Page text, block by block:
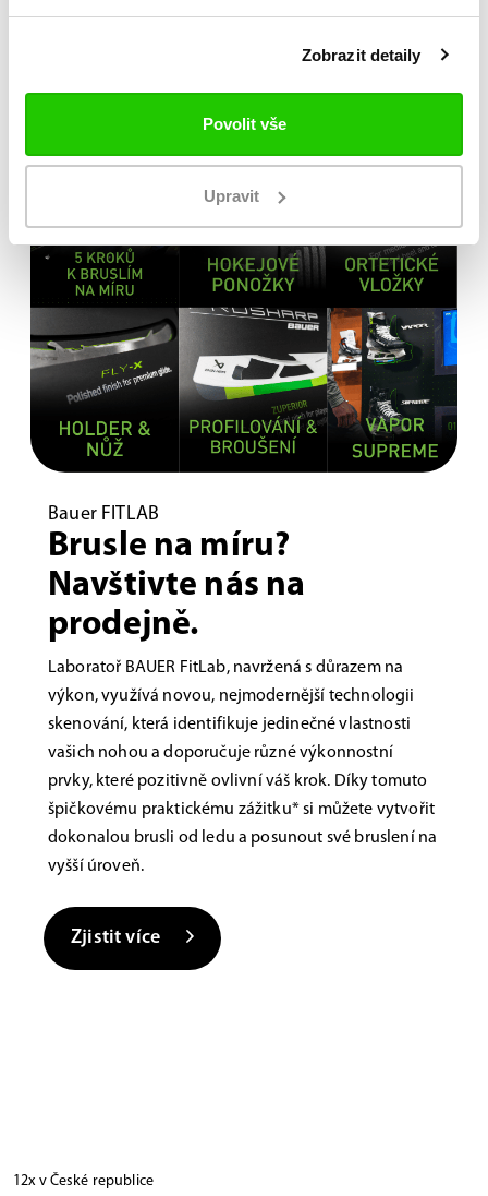
Zobrazit detaily
Povolit vše
Upravit
Bauer FITLAB
Brusle na míru?
Navštivte nás na
prodejně.
Laboratoř BAUER FitLab, navržená s důrazem na
výkon, využívá novou, nejmodernější technologii
skenování, která identifikuje jedinečné vlastnosti
vašich nohou a doporučuje různé výkonnostní
prvky, které pozitivně ovlivní váš krok. Díky tomuto
špičkovému praktickému zážitku* si můžete vytvořit
dokonalou brusli od ledu a posunout své bruslení na
vyšší úroveň.
Zjistit více
12x v České republice